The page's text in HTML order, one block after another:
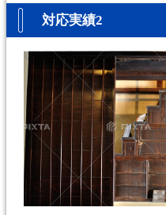
対応実績2